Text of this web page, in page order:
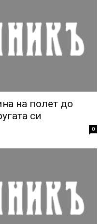
на полет до
си
0